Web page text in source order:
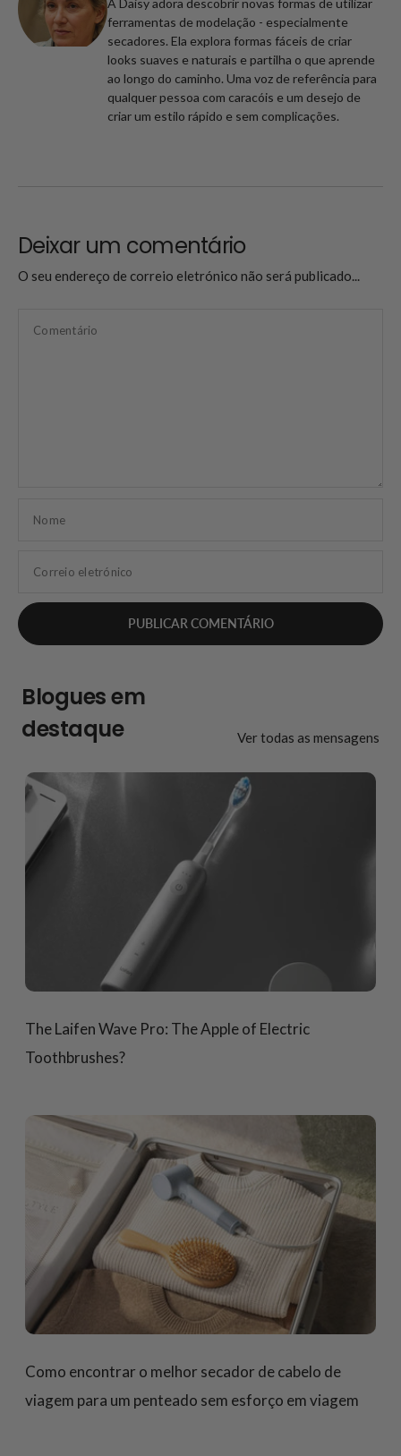
A Daisy adora descobrir novas formas de utilizar
ferramentas de modelação - especialmente
secadores. Ela explora formas fáceis de criar
looks suaves e naturais e partilha o que aprende
ao longo do caminho. Uma voz de referência para
qualquer pessoa com caracóis e um desejo de
criar um estilo rápido e sem complicações.
Deixar um comentário
O seu endereço de correio eletrónico não será publicado...
Comentário
Nome
Correio eletrónico
Blogues em
destaque
Ver todas as mensagens
The Laifen Wave Pro: The Apple of Electric
Toothbrushes?
Como encontrar o melhor secador de cabelo de
viagem para um penteado sem esforço em viagem